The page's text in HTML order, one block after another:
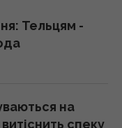
буде: що
Тельцям -
на
спеку